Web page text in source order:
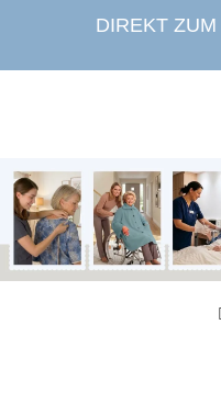
springen
DIREKT ZUM